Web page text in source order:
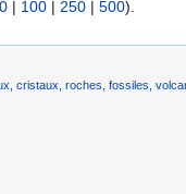
| 100 | 250 | 500).
cristaux, roches, fossiles,